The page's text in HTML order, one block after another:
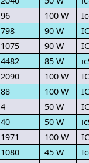
96 100 W
798 90 W
1075 90 W
4482 85 W
2090 100 W
88 100 W
4 50 W
40 50 W
1971 100 W
1080 45 W